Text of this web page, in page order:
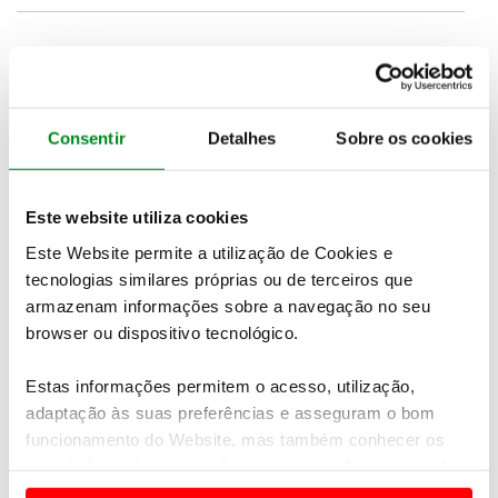
Consentir Detalhes Sobre os cookies
Este website utiliza cookies
Este Website permite a utilização de Cookies e
tecnologias similares próprias ou de terceiros que
armazenam informações sobre a navegação no seu
browser ou dispositivo tecnológico.
Estas informações permitem o acesso, utilização,
adaptação às suas preferências e asseguram o bom
funcionamento do Website, mas também conhecer os
e anúncios de modo a promover produtos e/ou serviços.
Sistemas de segurança avançados também estão
presentes no novo Swift. O Sistema DSBS utiliza um
monocular para detetar obstáculos como veículos,
bicicletas ou pessoas e ajudar a mitigar colisões
frontais, diagonais e laterais. Quando o controlo de
velocidade adaptativo está ativado, o Assistente de